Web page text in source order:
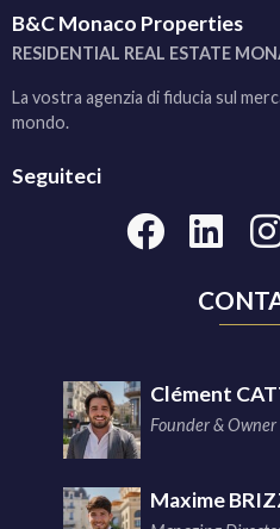
B&C Monaco Properties
RESIDENTIAL REAL ESTATE
La vostra agenzia di fiducia sul
mondo.
Seguiteci
Clément
Founder & Owner
Maxime